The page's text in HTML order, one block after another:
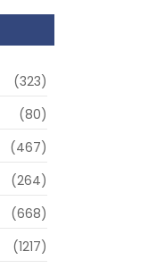
(323)
(80)
(467)
(264)
(668)
(1217)